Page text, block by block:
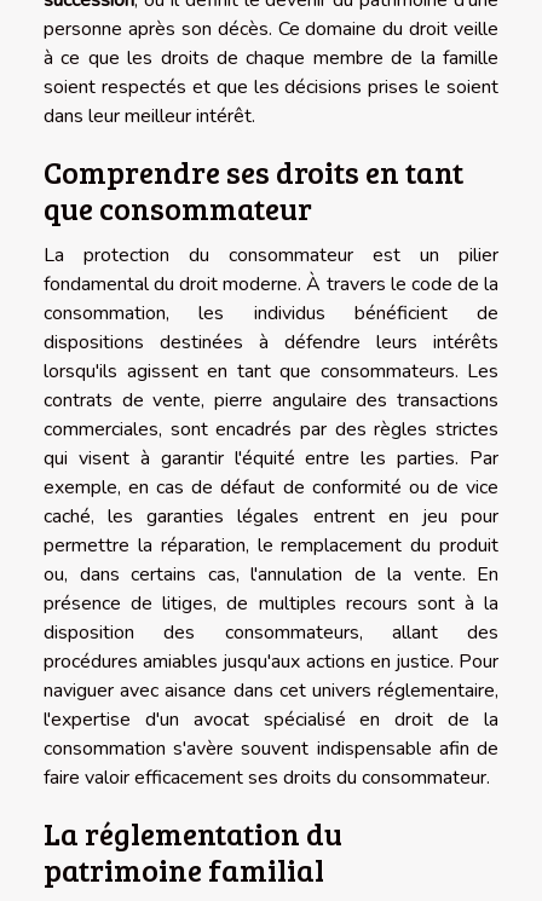
personne après son décès. Ce domaine du droit veille
à ce que les droits de chaque membre de la famille
soient respectés et que les décisions prises le soient
dans leur meilleur intérêt.
Comprendre ses droits en tant
que consommateur
La protection du consommateur est un pilier
fondamental du droit moderne. À travers le code de la
consommation, les individus bénéficient de
dispositions destinées à défendre leurs intérêts
lorsqu'ils agissent en tant que consommateurs. Les
contrats de vente, pierre angulaire des transactions
commerciales, sont encadrés par des règles strictes
qui visent à garantir l'équité entre les parties. Par
exemple, en cas de défaut de conformité ou de vice
caché, les garanties légales entrent en jeu pour
permettre la réparation, le remplacement du produit
ou, dans certains cas, l'annulation de la vente. En
présence de litiges, de multiples recours sont à la
disposition des consommateurs, allant des
procédures amiables jusqu'aux actions en justice. Pour
naviguer avec aisance dans cet univers réglementaire,
l'expertise d'un avocat spécialisé en droit de la
consommation s'avère souvent indispensable afin de
faire valoir efficacement ses droits du consommateur.
La réglementation du
patrimoine familial